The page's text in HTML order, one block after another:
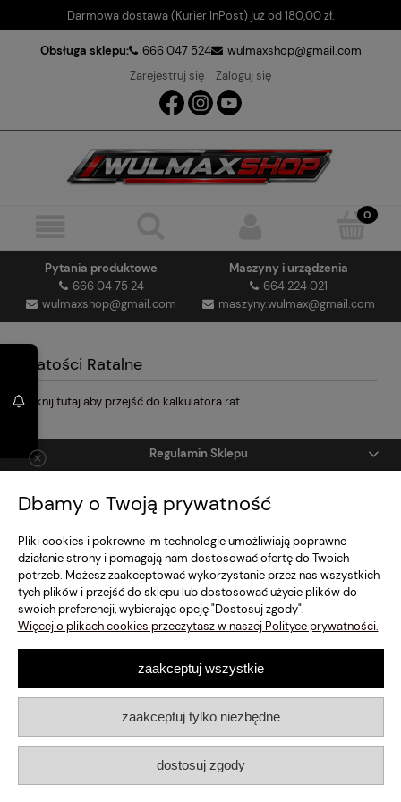
Darmowa dostawa (Kurier InPost) już od 180,00 zł.
Obsługa sklepu: 666 047 524
wulmaxshop@gmail.com
Zarejestruj się
Zaloguj się
Pytania produktowe
666 04 75 24
wulmaxshop@gmail.com
Maszyny i urządzenia
664 224 021
maszyny.wulmax@gmail.com
Płatości Ratalne
Kliknij tutaj aby przejść do kalkulatora rat
Regulamin Sklepu
Moje konto
Dostawa i Płatność
Szybki Kontakt
pokaż pełną wersję strony
Sklep internetowy Shoper.pl
Dbamy o Twoją prywatność
Pliki cookies i pokrewne im technologie umożliwiają poprawne
działanie strony i pomagają nam dostosować ofertę do Twoich
potrzeb. Możesz zaakceptować wykorzystanie przez nas wszystkich
tych plików i przejść do sklepu lub dostosować użycie plików do
swoich preferencji, wybierając opcję "Dostosuj zgody".
Więcej o plikach cookies przeczytasz w naszej Polityce prywatności.
zaakceptuj tylko niezbędne
dostosuj zgody
zaakceptuj wszystkie